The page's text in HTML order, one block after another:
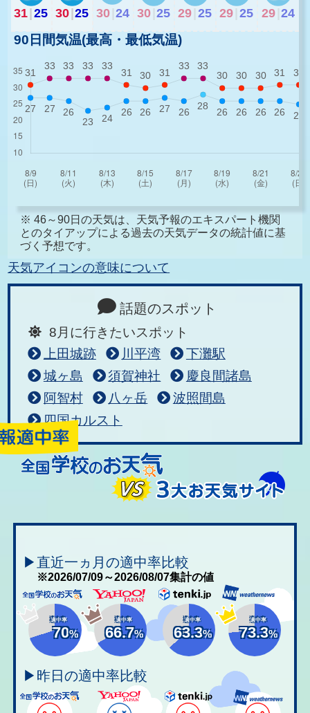
31|25 30|25 30 24 30 25 29 25 29 25 29 24
90日間気温(最高・最低気温)
※ 46～90日の天気は、天気予報のエキスパート機関
とのタイアップによる過去の天気データの統計値に基
づく予想です。
天気アイコンの意味について
話題のスポット
8月に行きたいスポット
上田城跡
川平湾
下灘駅
城ヶ島
須賀神社
慶良間諸島
阿智村
八ヶ岳
波照間島
四国カルスト
▶直近一ヵ月の適中率比較
※2026/07/09～2026/08/07集計の値
適中率
70%
適中率
66.7%
適中率
63.3%
適中率
73.3%
▶昨日の適中率比較